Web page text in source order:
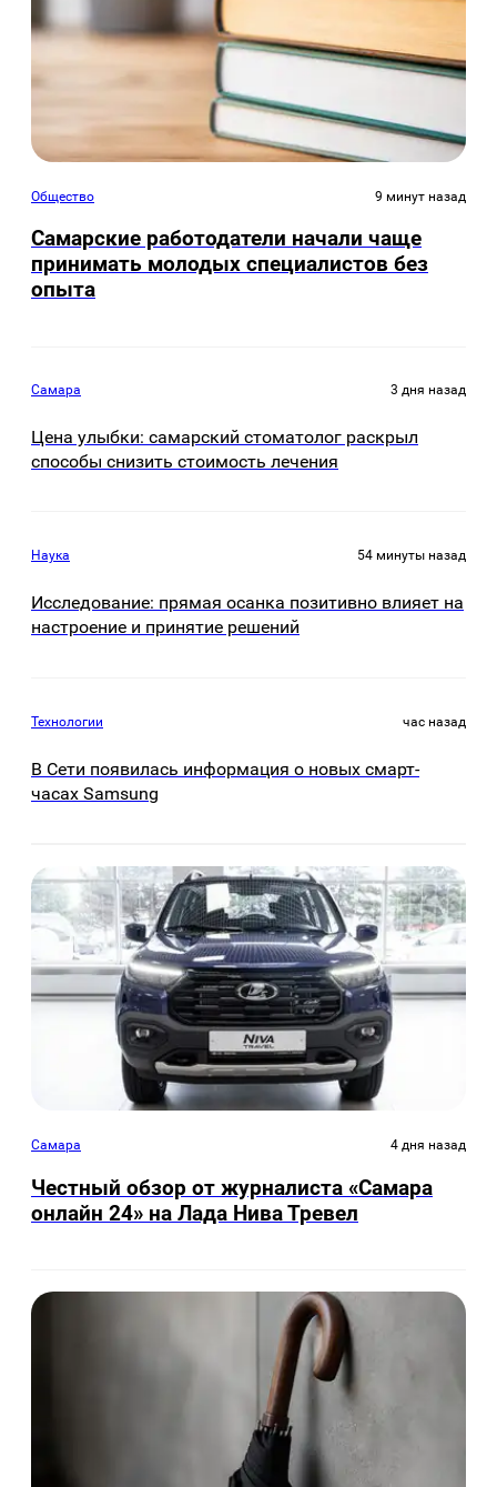
Общество 9 минут назад
Самарские работодатели начали чаще
принимать молодых специалистов без
опыта
Самара 3 дня назад
Цена улыбки: самарский стоматолог раскрыл
способы снизить стоимость лечения
Наука 54 минуты назад
Исследование: прямая осанка позитивно влияет на
настроение и принятие решений
Технологии час назад
В Сети появилась информация о новых смарт-
часах Samsung
Самара 4 дня назад
Честный обзор от журналиста «Самара
онлайн 24» на Лада Нива Тревел